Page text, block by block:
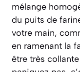
mélange
du puits de
votre main,
en ramenant la
être très